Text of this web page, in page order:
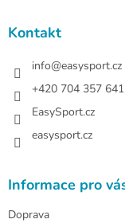
Kontakt
info@easysport.cz
+420 704 357 641
EasySport.cz
easysport.cz
Informace pro
Doprava